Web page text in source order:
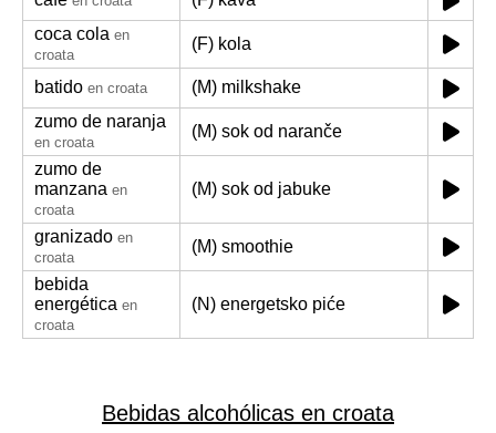
coca cola en
croata
(F) kola
batido en croata
(M) milkshake
zumo de naranja
en croata
(M) sok od naranče
zumo de
manzana en
croata
(M) sok od jabuke
granizado en
croata
(M) smoothie
bebida
energética en
croata
(N) energetsko piće
Bebidas alcohólicas en croata